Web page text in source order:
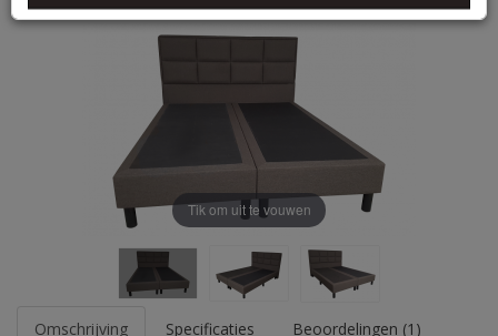
Tik om uit te vouwen
Omschrijving Specificaties Beoordelingen (1)